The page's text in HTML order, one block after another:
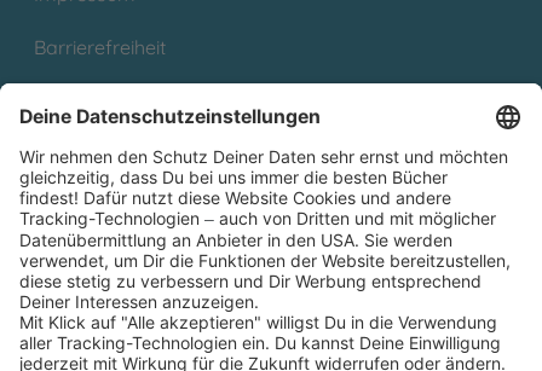
Barrierefreiheit
Partnerprogramm (Affiliate)
Folge uns auf
* Versandkostenfrei ab 9,00 € Bestellwert innerhalb